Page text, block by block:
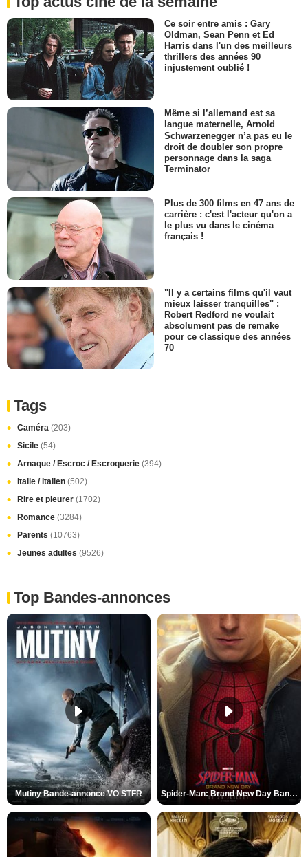
Ce soir entre amis : Gary
Oldman, Sean Penn et Ed
Harris dans l'un des meilleurs
thrillers des années 90
injustement oublié !
Même si l’allemand est sa
langue maternelle, Arnold
Schwarzenegger n’a pas eu le
droit de doubler son propre
personnage dans la saga
Terminator
Plus de 300 films en 47 ans de
carrière : c'est l'acteur qu'on a
le plus vu dans le cinéma
français !
"Il y a certains films qu'il vaut
mieux laisser tranquilles" :
Robert Redford ne voulait
absolument pas de remake
pour ce classique des années
70
Tags
Caméra (203)
Sicile (54)
Arnaque / Escroc / Escroquerie (394)
Italie / Italien (502)
Rire et pleurer (1702)
Romance (3284)
Parents (10763)
Jeunes adultes (9526)
Top Bandes-annonces
Mutiny Bande-annonce VO STFR Spider-Man: Brand New Day Bande-annonce VO STFR